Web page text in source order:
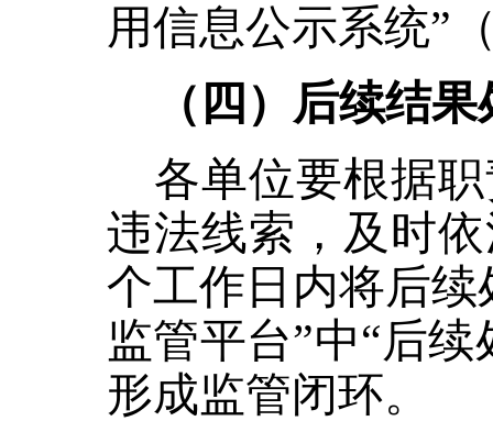
用信息公示系统”
（四）后续结
各单位要根据
违法线索，及时
个工作日内将后
监管平台”中“后
形成监管闭环。